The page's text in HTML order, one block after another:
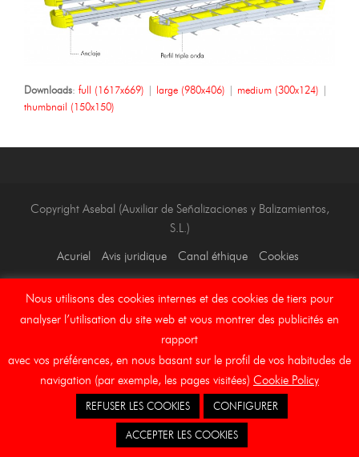
Downloads: full (1617x669) | large (980x406) | medium (300x124) |
thumbnail (150x150)
Copyright Asebal (Auxiliar de Señalizaciones y Balizamientos,
S.L.)
Acuriel
Avis juridique Canal éthique Cookies
Nous utilisons des cookies internes et des cookies de tiers pour
analyser l’utilisation du site web et vous montrer des publicités en
rapport
avec vos préférences, en nous basant sur le profil de vos habitudes de
navigation (par exemple, les pages visitées) Cookie Policy
REFUSER LES COOKIES CONFIGURER
ACCEPTER LES COOKIES